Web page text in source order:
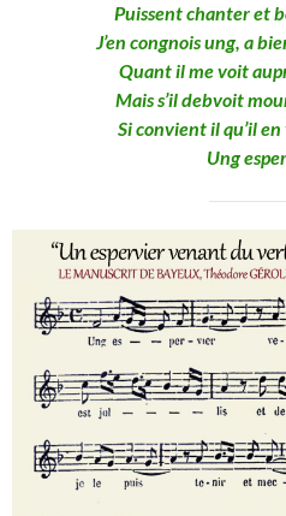
Puissent chanter et
J’en congnois ung, a
Quant il me voit
Mais s’il debvoit
Si convient il qu’il
Ung